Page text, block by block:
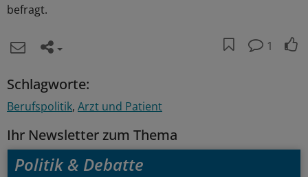
befragt.
1
Schlagworte:
Berufspolitik Arzt und Patient
Ihr Newsletter zum Thema
Politik & Debatte